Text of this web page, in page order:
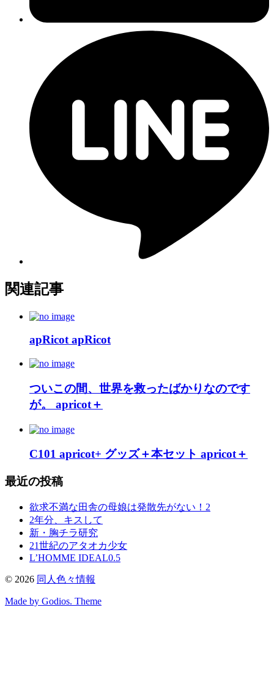
関連記事
apRicot apRicot
ついこの間、世界を救ったばかりなのです
が。 apricot＋
C101 apricot+ グッズ＋本セット apricot＋
最近の投稿
欲求不満な田舎の母娘は発散先がない！2
2年分、キスして
新・胸チラ研究
21世紀のアタオカ少女
L’HOMME IDEAL0.5
© 2026 同人色々情報
Made by Godios. Theme